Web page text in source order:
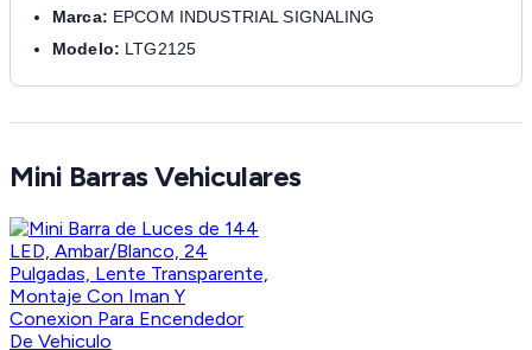
Marca: EPCOM INDUSTRIAL SIGNALING
Modelo: LTG2125
Mini Barras Vehiculares